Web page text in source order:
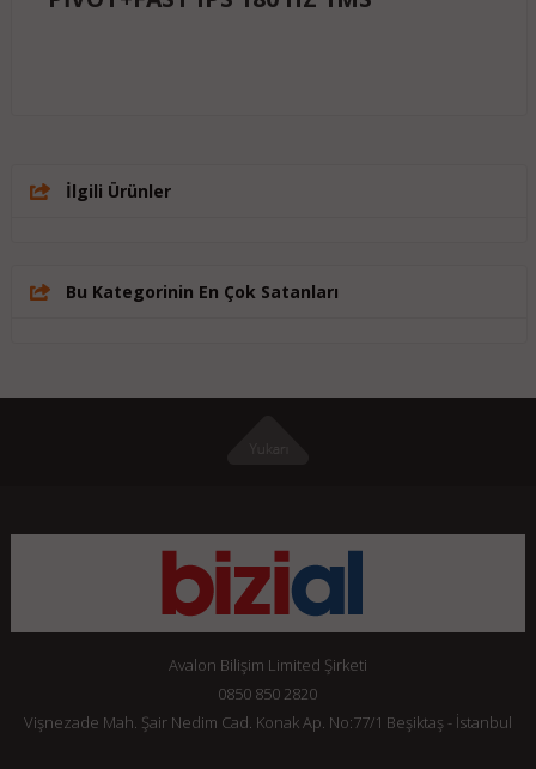
İlgili Ürünler
Bu Kategorinin En Çok Satanları
Avalon Bilişim Limited Şirketi
0850 850 2820
Vişnezade Mah. Şair Nedim Cad. Konak Ap. No:77/1 Beşiktaş - İstanbul